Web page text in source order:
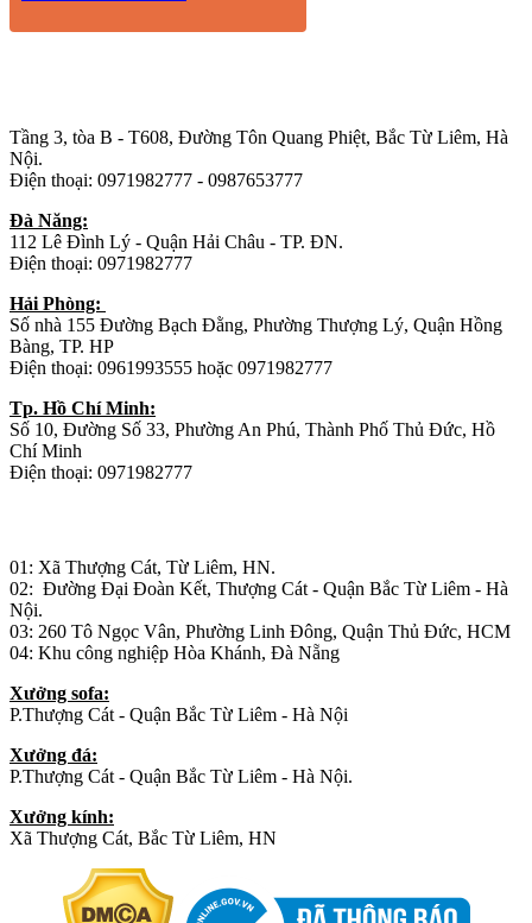
Tầng 3, tòa B - T608, Đường Tôn Quang Phiệt, Bắc Từ Liêm, Hà
Nội.
Điện thoại: 0971982777 - 0987653777
Đà Năng:
112 Lê Đình Lý - Quận Hải Châu - TP. ĐN.
Điện thoại: 0971982777
Hải Phòng:
Số nhà 155 Đường Bạch Đằng, Phường Thượng Lý, Quận Hồng
Bàng, TP. HP
Điện thoại: 0961993555 hoặc 0971982777
Tp. Hồ Chí Minh:
Số 10, Đường Số 33, Phường An Phú, Thành Phố Thủ Đức, Hồ
Chí Minh
Điện thoại: 0971982777
01: Xã Thượng Cát, Từ Liêm, HN.
02: Đường Đại Đoàn Kết, Thượng Cát - Quận Bắc Từ Liêm - Hà
Nội.
03: 260 Tô Ngọc Vân, Phường Linh Đông, Quận Thủ Đức, HCM
04: Khu công nghiệp Hòa Khánh, Đà Nẵng
Xưởng sofa:
P.Thượng Cát - Quận Bắc Từ Liêm - Hà Nội
Xưởng đá:
P.Thượng Cát - Quận Bắc Từ Liêm - Hà Nội.
Xưởng kính:
Xã Thượng Cát, Bắc Từ Liêm, HN